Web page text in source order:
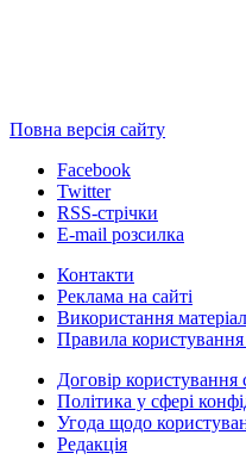
Повна версія сайту
Facebook
Twitter
RSS-стрічки
E-mail розсилка
Контакти
Реклама на сайті
Використання
Правила
Договір користування
Політика у сфері
Угода щодо
Редакція